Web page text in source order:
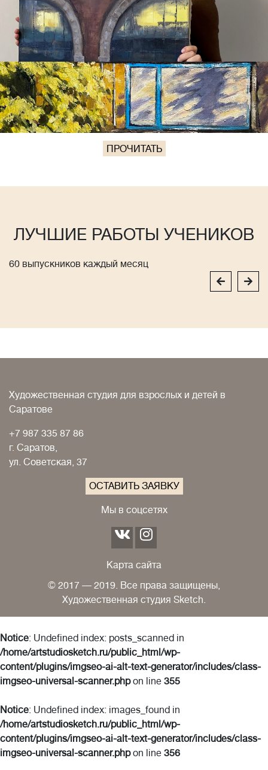
ПРОЧИТАТЬ
ЛУЧШИЕ РАБОТЫ УЧЕНИКОВ
60 выпускников каждый месяц
Художественная студия для взрослых и детей в
Саратове
+7 987 335 87 86
г. Саратов,
ул. Советская, 37
ОСТАВИТЬ ЗАЯВКУ
Мы в соцсетях
Карта сайта
© 2017 — 2019. Все права защищены,
Художественная студия Sketch.
Notice: Undefined index: posts_scanned in
/home/artstudiosketch.ru/public_html/wp-
content/plugins/imgseo-ai-alt-text-generator/includes/class-
imgseo-universal-scanner.phpon line 355
Notice: Undefined index: images_found in
/home/artstudiosketch.ru/public_html/wp-
content/plugins/imgseo-ai-alt-text-generator/includes/class-
imgseo-universal-scanner.phpon line 356